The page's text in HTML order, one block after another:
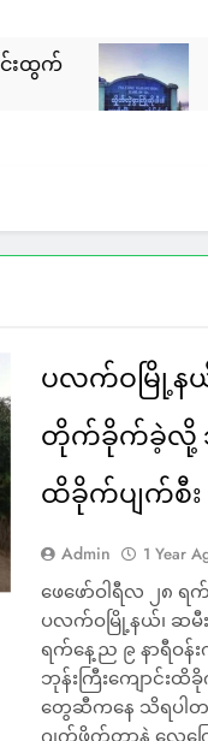
ပလက်ဝမြို့နယ်မှ
14 Hours Ago
ပလက်ဝမြို့နယ်
တိုက်ခိုက်ခဲ့လို့ ဘုရ
ထိခိုက်ပျက်စီး
Admin 1 Year
ဖေဖော်ဝါရီလ ၂၈ ရ
ပလက်ဝမြို့နယ်၊ ဆမီး
ရက်နေ့ည ၉ နာရီဝန်
ဘုန်းကြီးကျောင်း
တွေဆီကနေ သိရပါတ
ဂျက်ဖိုက်တာနဲ့ လေကြ